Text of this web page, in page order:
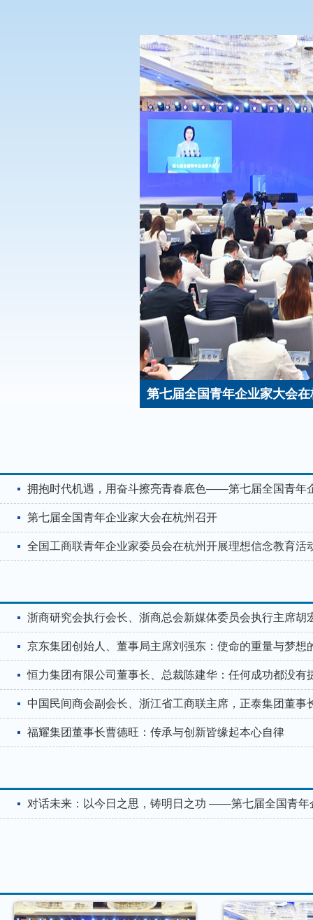
第七届全国青年企业家大会
拥抱时代机遇，用奋斗擦亮青春底色——第七届全国青年
第七届全国青年企业家大会在杭州召开
全国工商联青年企业家委员会在杭州开展理想信念教育活
浙商研究会执行会长、浙商总会新媒体委员会执行主席胡
京东集团创始人、董事局主席刘强东：使命的重量与梦想
恒力集团有限公司董事长、总裁陈建华：任何成功都没有
中国民间商会副会长、浙江省工商联主席，正泰集团董
福耀集团董事长曹德旺：传承与创新皆缘起本心自律
对话未来：以今日之思，铸明日之功 ——第七届全国青年